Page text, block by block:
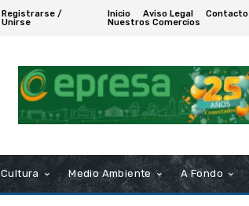
Registrarse /
Unirse
Inicio Aviso Legal Contacto
Nuestros Comercios
Cultura Medio Ambiente A Fondo